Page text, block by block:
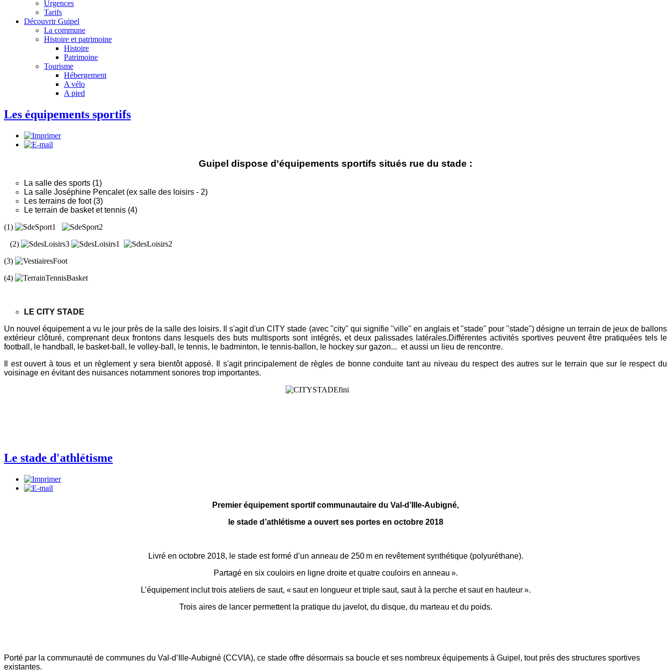
Urgences
Tarifs
Découvrir Guipel
La commune
Histoire et patrimoine
Histoire
Patrimoine
Tourisme
Hébergement
A vélo
A pied
Les équipements sportifs
Guipel dispose d'équipements sportifs situés rue du stade :
La salle des sports (1)
La salle Joséphine Pencalet (ex salle des loisirs - 2)
Les terrains de foot (3)
Le terrain de basket et tennis (4)
(1)
(2)
(3)
(4)
LE CITY STADE
Un nouvel équipement a vu le jour près de la salle des loisirs. Il s'agit d'un CITY stade (avec "city" qui signifie "ville" en anglais et "stade" pour "stade") désigne un terrain de jeux de ballons
extérieur clôturé, comprenant deux frontons dans lesquels des buts multisports sont intégrés, et deux palissades latérales.Différentes activités sportives peuvent être pratiquées tels le
football, le handball, le basket-ball, le volley-ball, le tennis, le badminton, le tennis-ballon, le hockey sur gazon... et aussi un lieu de rencontre.
Il est ouvert à tous et un règlement y sera bientôt apposé. Il s'agit principalement de règles de bonne conduite tant au niveau du respect des autres sur le terrain que sur le respect du
voisinage en évitant des nuisances notamment sonores trop importantes.
Le stade d'athlétisme
Premier équipement sportif communautaire du Val-d’Ille-Aubigné,
le stade d’athlétisme a ouvert ses portes en octobre 2018
Livré en octobre 2018, le stade est formé d’un anneau de 250 m en revêtement synthétique (polyuréthane).
Partagé en six couloirs en ligne droite et quatre couloirs en anneau ».
L’équipement inclut trois ateliers de saut, « saut en longueur et triple saut, saut à la perche et saut en hauteur ».
Trois aires de lancer permettent la pratique du javelot, du disque, du marteau et du poids.
Porté par la communauté de communes du Val-d’Ille-Aubigné (CCVIA), ce stade offre désormais sa boucle et ses nombreux équipements à Guipel, tout près des structures sportives
existantes.